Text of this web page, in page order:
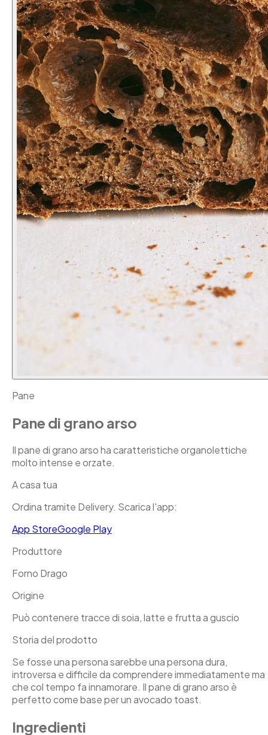
Pane
Pane di grano arso
Il pane di grano arso ha caratteristiche organolettiche
molto intense e orzate.
A casa tua
Ordina tramite Delivery. Scarica l'app:
App StoreGoogle Play
Produttore
Forno Drago
Origine
Può contenere tracce di soia, latte e frutta a guscio
Storia del prodotto
Se fosse una persona sarebbe una persona dura,
introversa e difficile da comprendere immediatamente ma
che col tempo fa innamorare. Il pane di grano arso è
perfetto come base per un avocado toast.
Ingredienti